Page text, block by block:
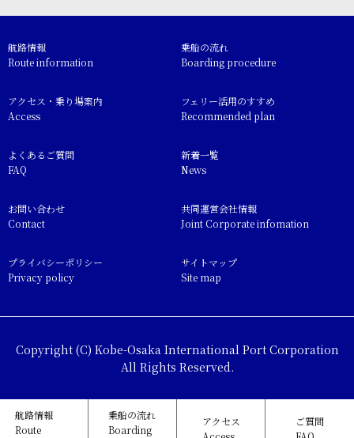
航路情報
Route information
乗船の流れ
Boarding procedure
アクセス・乗り場案内
Access
フェリー活用のすすめ
Recommended plan
よくあるご質問
FAQ
新着一覧
News
お問い合わせ
Contact
共同運営会社情報
Joint Corporate infomation
プライバシーポリシー
Privacy policy
サイトマップ
Site map
Copyright (C) Kobe-Osaka International Port Corporation
All Rights Reserved.
航路情報
Route
乗船の流れ
Boarding
アクセス
ご質問